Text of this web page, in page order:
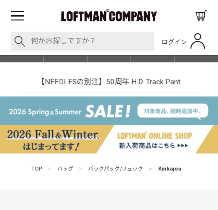
ログイン
SHOP LIST
【NEEDLESの別注】50周年 H.D. Track Pant
TOP > バッグ > バックパック/リュック > Kinkajou